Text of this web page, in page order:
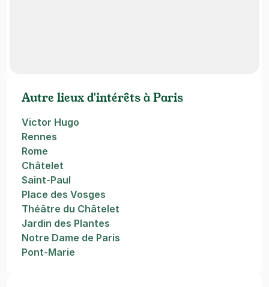
Autre lieux d'intérêts à Paris
Victor Hugo
Rennes
Rome
Châtelet
Saint-Paul
Place des Vosges
Théâtre du Châtelet
Jardin des Plantes
Notre Dame de Paris
Pont-Marie